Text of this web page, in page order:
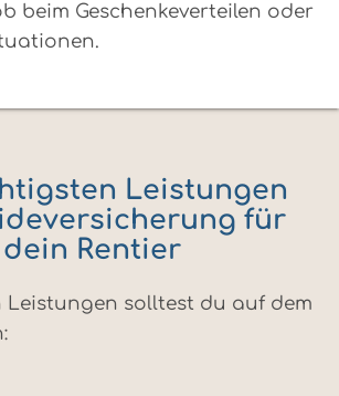
beim Geschenkeverteilen oder
Leistungen
für
dein Rentier
Leistungen solltest du auf dem